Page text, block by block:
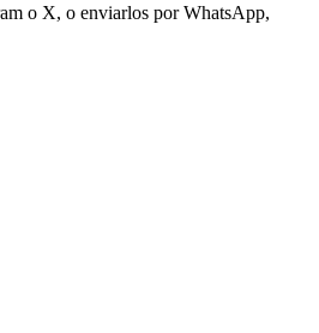
o X, o enviarlos por WhatsApp,